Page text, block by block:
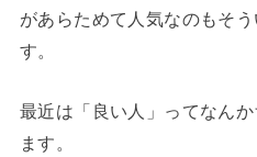
があらためて人気なのもそ
す。
最近は「良い人」ってなん
ます。